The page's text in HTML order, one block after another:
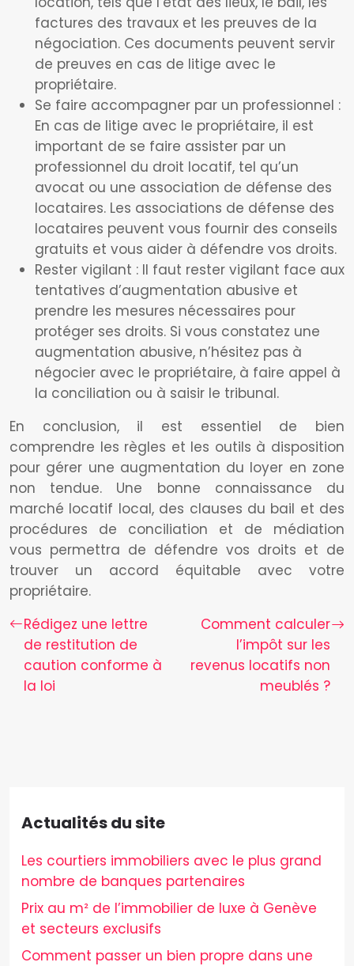
factures des travaux et les preuves de la
négociation. Ces documents peuvent servir
de preuves en cas de litige avec le
propriétaire.
Se faire accompagner par un professionnel :
En cas de litige avec le propriétaire, il est
important de se faire assister par un
professionnel du droit locatif, tel qu’un
avocat ou une association de défense des
locataires. Les associations de défense des
locataires peuvent vous fournir des conseils
gratuits et vous aider à défendre vos droits.
Rester vigilant : Il faut rester vigilant face aux
tentatives d’augmentation abusive et
prendre les mesures nécessaires pour
protéger ses droits. Si vous constatez une
augmentation abusive, n’hésitez pas à
négocier avec le propriétaire, à faire appel à
la conciliation ou à saisir le tribunal.
En conclusion, il est essentiel de bien
comprendre les règles et les outils à disposition
pour gérer une augmentation du loyer en zone
non tendue. Une bonne connaissance du
marché locatif local, des clauses du bail et des
procédures de conciliation et de médiation
vous permettra de défendre vos droits et de
trouver un accord équitable avec votre
propriétaire.
Rédigez une lettre
de restitution de
caution conforme à
la loi
Comment calculer
l’impôt sur les
revenus locatifs non
meublés ?
Actualités du site
Les courtiers immobiliers avec le plus grand
nombre de banques partenaires
Prix au m² de l’immobilier de luxe à Genève
et secteurs exclusifs
Comment passer un bien propre dans une